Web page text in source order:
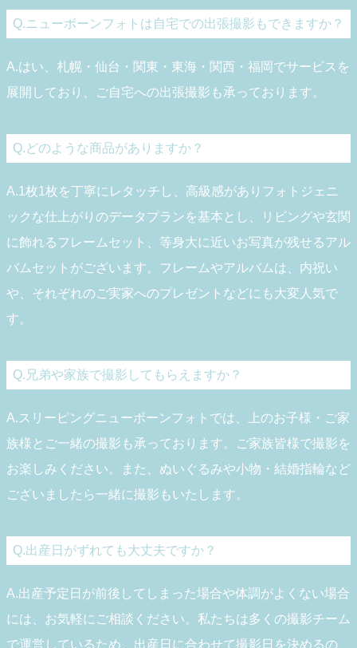
Q.ニューボーンフォトは自宅での出張撮影もできますか？
A.はい、札幌・仙台・関東・東海・関西・福岡でサービスを
展開しており、ご自宅への出張撮影も承っております。
Q.どのような商品がありますか？
A.1枚1枚を丁寧にレタッチし、高級感がありフォトジェニ
ックな仕上がりのデータプランを基本とし、リビングや玄関
に飾れるフレームセット、等身大に近いお写真が残せるアル
バムセットがございます。フレームやアルバムは、内祝い
や、それぞれのご実家へのプレゼントなどにも大変人気で
す。
Q.兄弟や家族で撮影してもらえますか？
A.スリーピングニューボーンフォトでは、上のお子様・ご家
族様とご一緒の撮影も承っております。ご家族皆様で撮影を
お楽しみください。また、ぬいぐるみや小物・結婚指輪など
ございましたら一緒に撮影もいたします。
Q.出産日がずれても大丈夫ですか？
A.出産予定日が前後してしまった場合や体調がよくない場合
には、お気軽にご相談ください。私たちは多くの撮影チーム
で運営しているため、出産日に合わせて撮影日を決めるの